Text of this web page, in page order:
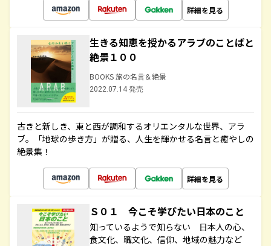
詳細を見る
生きる知恵を授かるアラブのことばと
絶景１００
BOOKS 旅の名言＆絶景
2022.07.14 発売
古きと新しき、東と西が調和するオリエンタルな世界、アラ
ブ。「地球の歩き方」が贈る、人生を輝かせる名言と癒やしの
絶景集！
詳細を見る
Ｓ０１ 今こそ学びたい日本のこと
知っているようで知らない 日本人の心、
食文化、職文化、信仰、地域の魅力など